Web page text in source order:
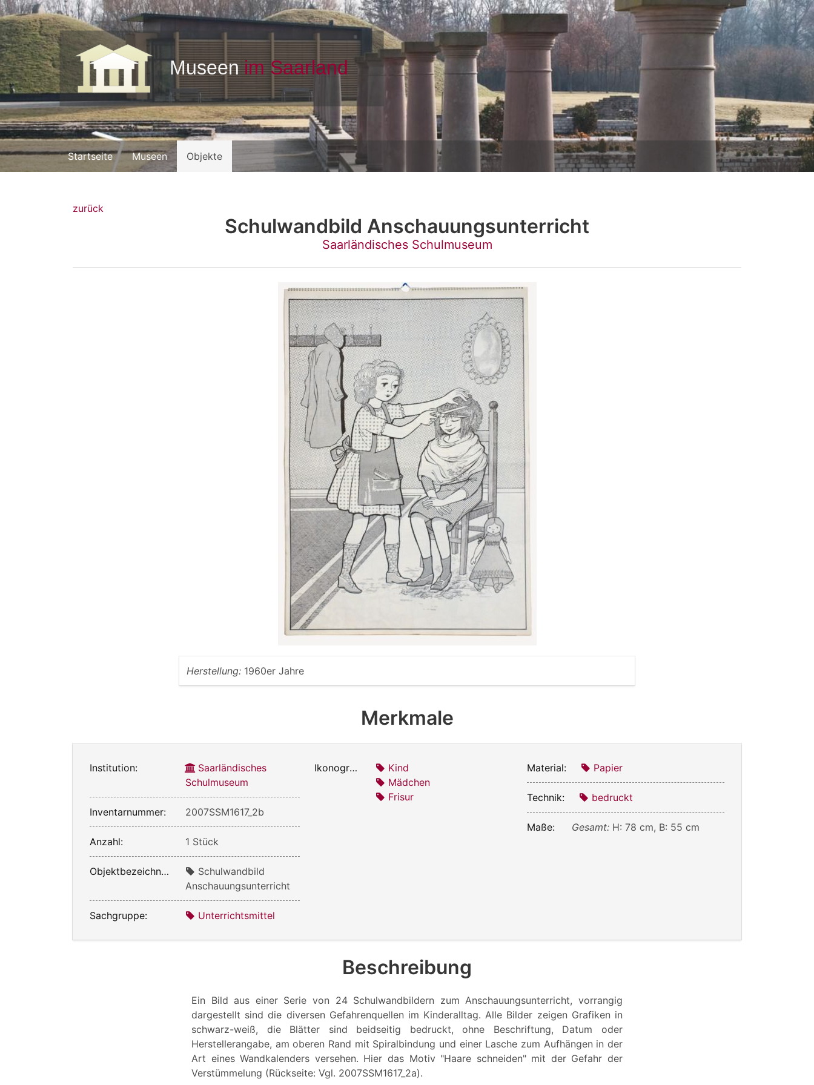
Startseite Museen Objekte
zurück
Schulwandbild Anschauungsunterricht
Saarländisches Schulmuseum
Herstellung: 1960er Jahre
Merkmale
Institution:
Saarländisches
Schulmuseum
Inventarnummer: 2007SSM1617_2b
Anzahl: 1 Stück
Objektbezeichnung:
Schulwandbild
Anschauungsunterricht
Sachgruppe: Unterrichtsmittel
Ikonografie:
Kind
Mädchen
Frisur
Material: Papier
Technik: bedruckt
Maße: Gesamt: H: 78 cm, B: 55 cm
Beschreibung
Ein Bild aus einer Serie von 24 Schulwandbildern zum Anschauungsunterricht, vorrangig
dargestellt sind die diversen Gefahrenquellen im Kinderalltag. Alle Bilder zeigen Grafiken in
schwarz-weiß, die Blätter sind beidseitig bedruckt, ohne Beschriftung, Datum oder
Herstellerangabe, am oberen Rand mit Spiralbindung und einer Lasche zum Aufhängen in der
Art eines Wandkalenders versehen. Hier das Motiv "Haare schneiden" mit der Gefahr der
Verstümmelung (Rückseite: Vgl. 2007SSM1617_2a).